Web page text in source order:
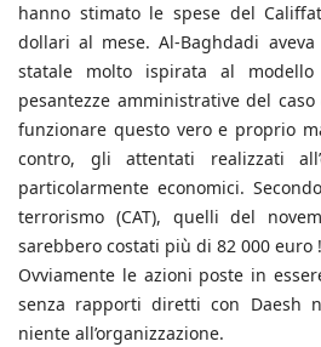
hanno stimato le spese del
dollari al mese. Al-Baghdadi
statale molto ispirata al
pesantezze amministrative del
funzionare questo vero e proprio
contro, gli attentati realizzati
particolarmente economici.
terrorismo (CAT), quelli del
sarebbero costati più di 82 000 euro !
Ovviamente le azioni poste in
senza rapporti diretti con Daesh
niente all’organizzazione.